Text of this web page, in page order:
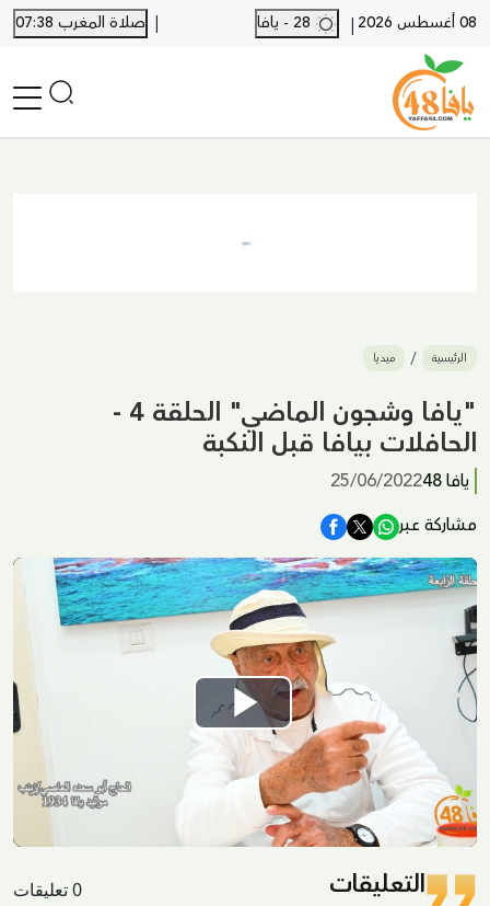
08 أغسطس 2026 |
| صلاة المغرب 07:38
بيع وشراء
وفيات
المزيد
الرئيسية ميديا
"يافا وشجون الماضي" الحلقة 4 -
الحافلات بيافا قبل النكبة
يافا 48
25/06/2022
مشاركة عبر
Play
Video
التعليقات 0 تعليقات